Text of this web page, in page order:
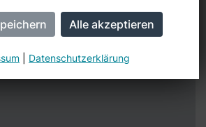
Datenschutzerklärung